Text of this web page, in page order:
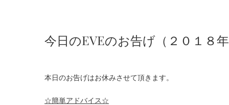
今日のEVEのお告げ（２０１８年
本日のお告げはお休みさせて頂きます。
☆簡単アドバイス☆